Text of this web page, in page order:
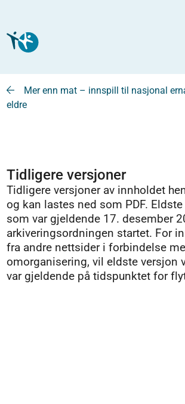
Mer enn mat – innspill til nasjonal
eldre
Tidligere versjoner
Tidligere versjoner av innholdet
og kan lastes ned som PDF.
som var gjeldende 17. desember
arkiveringsordningen startet. For
fra andre nettsider i forbindelse
omorganisering, vil eldste versjon
var gjeldende på tidspunktet for